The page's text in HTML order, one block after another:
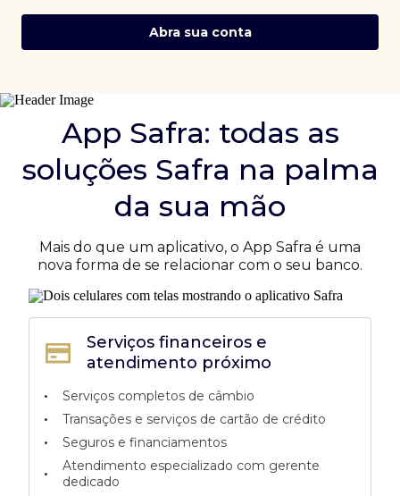
Abra sua conta
App Safra: todas as
soluções Safra na palma
da sua mão
Mais do que um aplicativo, o App Safra é uma
nova forma de se relacionar com o seu banco.
Serviços financeiros e
atendimento próximo
•
Serviços completos de câmbio
• Transações e serviços de cartão de crédito
• Seguros e financiamentos
•
Atendimento especializado com gerente
dedicado